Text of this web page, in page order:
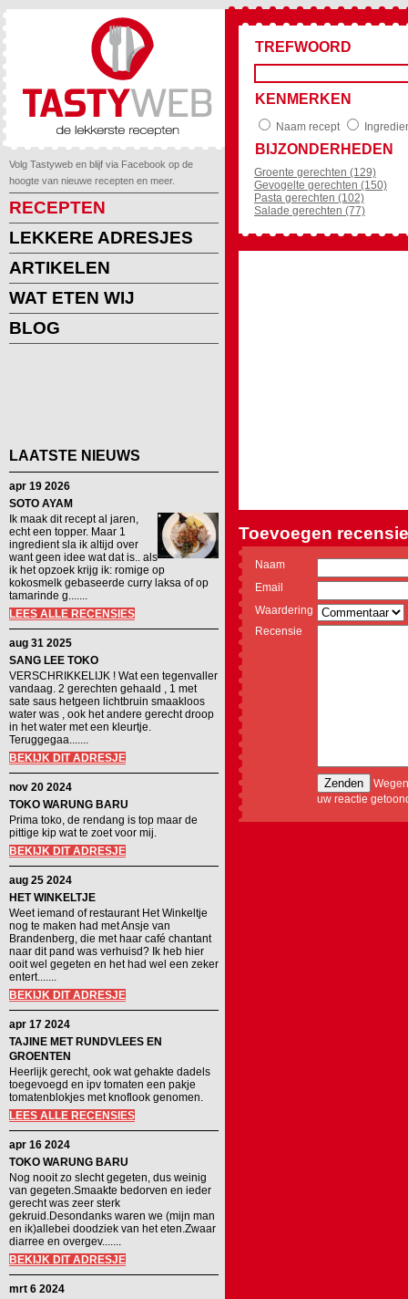
Volg Tastyweb en blijf via Facebook op de
hoogte van nieuwe recepten en meer.
RECEPTEN
LEKKERE ADRESJES
ARTIKELEN
WAT ETEN WIJ
BLOG
LAATSTE NIEUWS
apr 19 2026
SOTO AYAM
Ik maak dit recept al jaren,
echt een topper. Maar 1
ingredient sla ik altijd over
want geen idee wat dat is.. als
ik het opzoek krijg ik: romige op
kokosmelk gebaseerde curry laksa of op
tamarinde g.......
LEES ALLE RECENSIES
aug 31 2025
SANG LEE TOKO
VERSCHRIKKELIJK ! Wat een tegenvaller
vandaag. 2 gerechten gehaald , 1 met
sate saus hetgeen lichtbruin smaakloos
water was , ook het andere gerecht droop
in het water met een kleurtje.
Teruggegaa.......
BEKIJK DIT ADRESJE
nov 20 2024
TOKO WARUNG BARU
Prima toko, de rendang is top maar de
pittige kip wat te zoet voor mij.
BEKIJK DIT ADRESJE
aug 25 2024
HET WINKELTJE
Weet iemand of restaurant Het Winkeltje
nog te maken had met Ansje van
Brandenberg, die met haar café chantant
naar dit pand was verhuisd? Ik heb hier
ooit wel gegeten en het had wel een zeker
entert.......
BEKIJK DIT ADRESJE
apr 17 2024
TAJINE MET RUNDVLEES EN
GROENTEN
Heerlijk gerecht, ook wat gehakte dadels
toegevoegd en ipv tomaten een pakje
tomatenblokjes met knoflook genomen.
LEES ALLE RECENSIES
apr 16 2024
TOKO WARUNG BARU
Nog nooit zo slecht gegeten, dus weinig
van gegeten.Smaakte bedorven en ieder
gerecht was zeer sterk
gekruid.Desondanks waren we (mijn man
en ik)allebei doodziek van het eten.Zwaar
diarree en overgev.......
BEKIJK DIT ADRESJE
mrt 6 2024
TREFWOORD
KENMERKEN
Naam recept
BIJZONDERHEDEN
Groente gerechten (129)
Gevogelte gerechten (150)
Pasta gerechten (102)
Salade gerechten (77)
Toevoegen
Naam
Email
Waardering
Recensie
uw reactie